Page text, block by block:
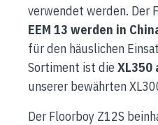
verwendet werden. Der
EEM 13 werden in
für den häuslichen
Sortiment ist die
unserer bewährten
Der Floorboy Z12S